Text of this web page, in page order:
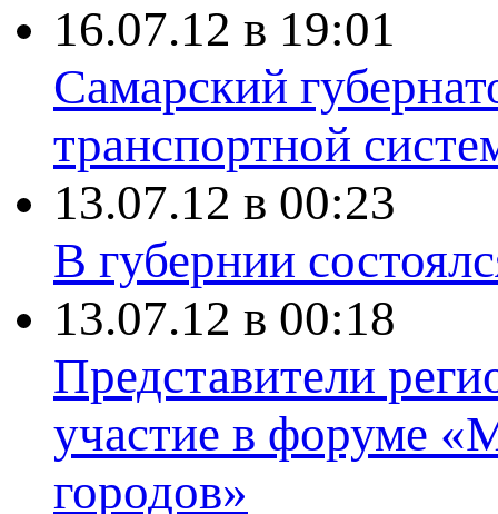
16.07.12 в 19:01
Самарский
транспортной
13.07.12 в 00:23
В губернии
13.07.12 в 00:18
Представители
участие в форуме
городов»